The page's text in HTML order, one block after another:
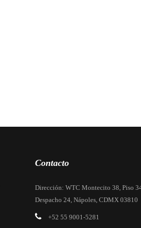
Contacto
Dirección: WTC Montecito 38, Piso
Despacho 24, Nápoles, CDMX 03810
+52 55 9001-5281